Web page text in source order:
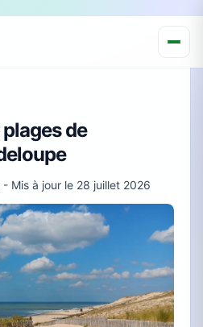
de
- Mis à jour le 28 juillet 2026